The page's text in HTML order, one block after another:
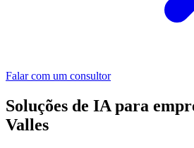
Falar com um consultor
Soluções de IA para
Valles